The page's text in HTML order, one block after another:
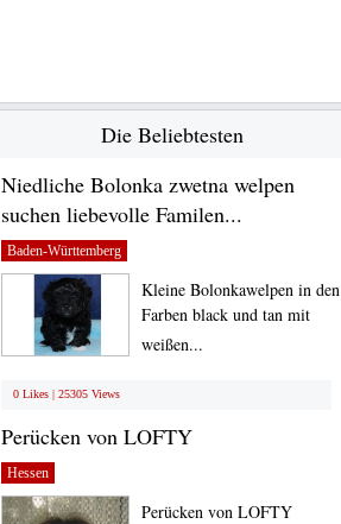
Die Beliebtesten
Niedliche Bolonka zwetna welpen
suchen liebevolle Familen...
Baden-Württemberg
Kleine Bolonkawelpen in den
Farben black und tan mit
weißen...
0 Likes | 25305 Views
Perücken von LOFTY
Hessen
Perücken von LOFTY